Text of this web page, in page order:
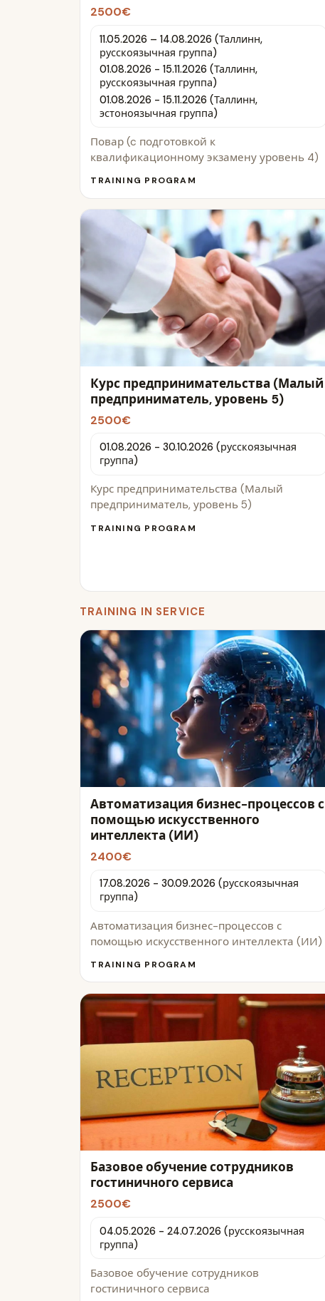
2500€
11.05.2026 – 14.08.2026 (Таллинн,
русскоязычная группа)
01.08.2026 - 15.11.2026 (Таллинн,
русскоязычная группа)
01.08.2026 - 15.11.2026 (Таллинн,
эстоноязычная группа)
Повар (c подготовкой к
квалификационному экзамену уровень 4)
TRAINING PROGRAM
Курс предпринимательства (Малый
предприниматель, уровень 5)
2500€
01.08.2026 - 30.10.2026 (русскоязычная
группа)
Курс предпринимательства (Малый
предприниматель, уровень 5)
TRAINING PROGRAM
TRAINING IN SERVICE
Автоматизация бизнес-процессов с
помощью искусственного
интеллекта (ИИ)
2400€
17.08.2026 - 30.09.2026 (русскоязычная
группа)
Автоматизация бизнес-процессов с
помощью искусственного интеллекта (ИИ)
TRAINING PROGRAM
Базовое обучение сотрудников
гостиничного сервиса
2500€
04.05.2026 - 24.07.2026 (русскоязычная
группа)
Базовое обучение сотрудников
гостиничного сервиса